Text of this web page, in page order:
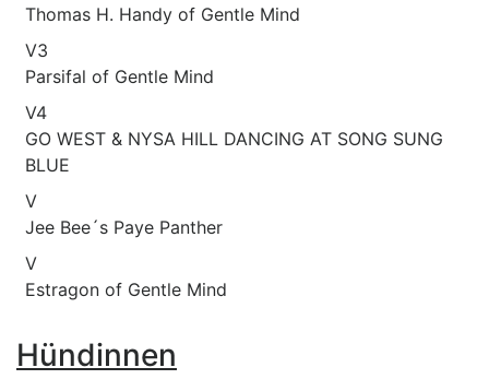
Thomas H. Handy of Gentle Mind
V3
Parsifal of Gentle Mind
V4
GO WEST & NYSA HILL DANCING AT SONG SUNG
BLUE
V
Jee Bee´s Paye Panther
V
Estragon of Gentle Mind
Hündinnen